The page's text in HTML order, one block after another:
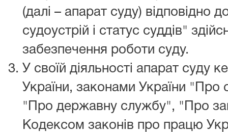
(далі – апарат суду) відповідно
судоустрій і статус суддів"
забезпечення роботи суду.
У своїй діяльності апарат суду
України, законами України "Про
"Про державну службу", "Про
Кодексом законів про працю